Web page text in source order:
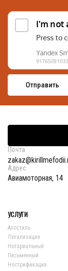
Почта
Адрес
Авиамоторная, 14
УСЛУГИ
Апостиль
Легализация
Нотариальный
Письменный
Нострификация